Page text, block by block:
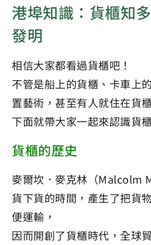
港埠知識：貨櫃知
發明
相信大家都看過貨櫃吧！
不管是船上的貨櫃、卡車上
置藝術，甚至有人就住在貨
下面就帶大家一起來認識貨
貨櫃的歷史
麥爾坎．麥克林（Malcolm
貨下貨的時間，產生了把貨
便運輸，
因而開創了貨櫃時代，全球